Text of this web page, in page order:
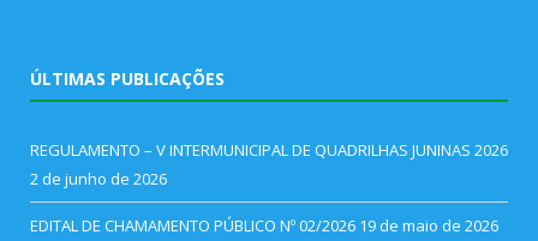
ÚLTIMAS PUBLICAÇÕES
REGULAMENTO – V INTERMUNICIPAL DE QUADRILHAS JUNINAS 2026
2 de junho de 2026
EDITAL DE CHAMAMENTO PÚBLICO Nº 02/2026 19 de maio de 2026